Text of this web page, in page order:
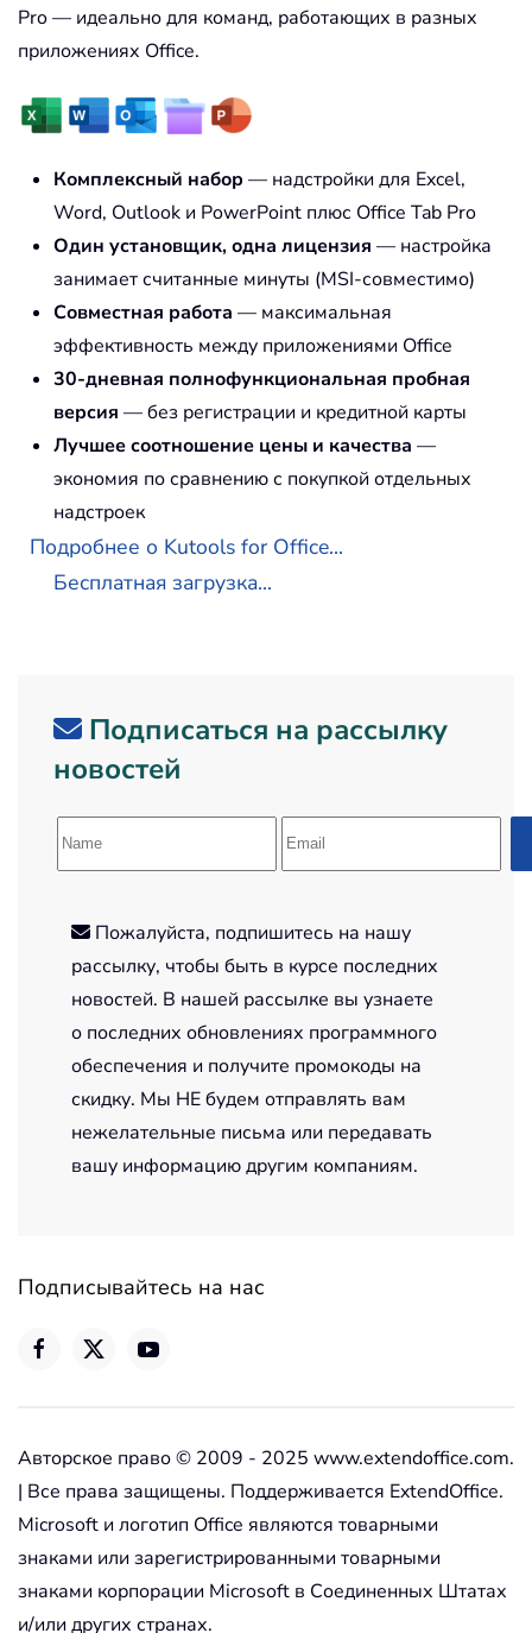
Pro — идеально для команд, работающих в разных
приложениях Office.
Комплексный набор — надстройки для Excel,
Word, Outlook и PowerPoint плюс Office Tab Pro
Один установщик, одна лицензия — настройка
занимает считанные минуты (MSI-совместимо)
Совместная работа — максимальная
эффективность между приложениями Office
30-дневная полнофункциональная пробная
версия — без регистрации и кредитной карты
Лучшее соотношение цены и качества —
экономия по сравнению с покупкой отдельных
надстроек
Подробнее о Kutools for Office...
Бесплатная загрузка...
Подписаться на рассылку
новостей
Пожалуйста, подпишитесь на нашу
рассылку, чтобы быть в курсе последних
новостей. В нашей рассылке вы узнаете
о последних обновлениях программного
обеспечения и получите промокоды на
скидку. Мы НЕ будем отправлять вам
нежелательные письма или передавать
вашу информацию другим компаниям.
Подписывайтесь на нас
Авторское право © 2009 - 2025 www.extendoffice.com.
| Все права защищены. Поддерживается ExtendOffice.
Microsoft и логотип Office являются товарными
знаками или зарегистрированными товарными
знаками корпорации Microsoft в Соединенных Штатах
и/или других странах.